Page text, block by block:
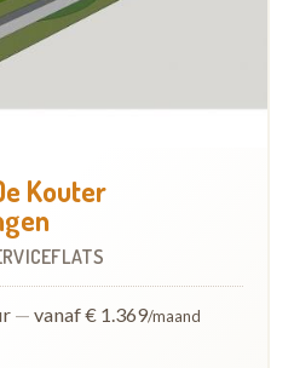
Kouter
— vanaf € 1.369/maand